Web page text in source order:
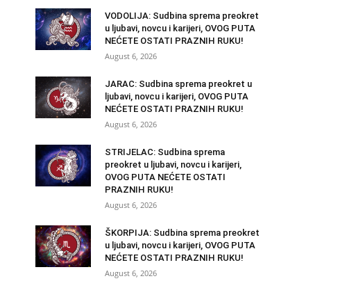
VODOLIJA: Sudbina sprema preokret
u ljubavi, novcu i karijeri, OVOG PUTA
NEĆETE OSTATI PRAZNIH RUKU!
August 6, 2026
JARAC: Sudbina sprema preokret u
ljubavi, novcu i karijeri, OVOG PUTA
NEĆETE OSTATI PRAZNIH RUKU!
August 6, 2026
STRIJELAC: Sudbina sprema
preokret u ljubavi, novcu i karijeri,
OVOG PUTA NEĆETE OSTATI
PRAZNIH RUKU!
August 6, 2026
ŠKORPIJA: Sudbina sprema preokret
u ljubavi, novcu i karijeri, OVOG PUTA
NEĆETE OSTATI PRAZNIH RUKU!
August 6, 2026